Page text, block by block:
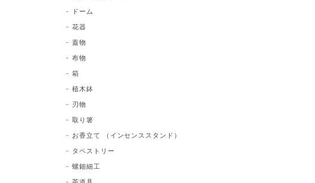
ドーム
花器
蓋物
布物
箱
植木鉢
刃物
取り箸
お香立て （インセンススタンド）
タペストリー
螺鈿細工